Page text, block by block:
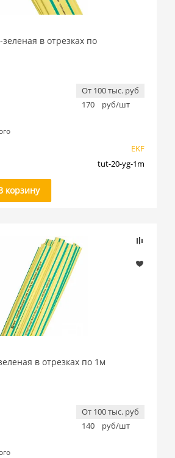
в отрезках по
От 100 тыс. руб
170
руб/шт
EKF
tut-20-yg-1m
корзину
в отрезках по 1м
От 100 тыс. руб
140
руб/шт